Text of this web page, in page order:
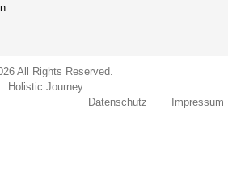
All Rights Reserved.
Holistic Journey.
Datenschutz
Impressum